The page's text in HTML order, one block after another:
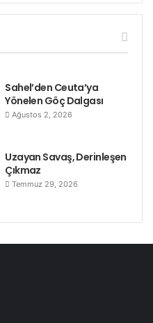
Sahel’den Ceuta’ya
Yönelen Göç Dalgası
Ağustos 2, 2026
Uzayan Savaş, Derinleşen
Çıkmaz
Temmuz 29, 2026